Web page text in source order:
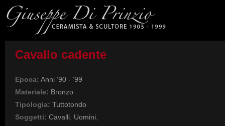
Cavallo cadente
Epoca: Anni ’90 - ’99
Materiale: Bronzo
Tipologia: Tuttotondo
Soggetti: Cavalli Uomini